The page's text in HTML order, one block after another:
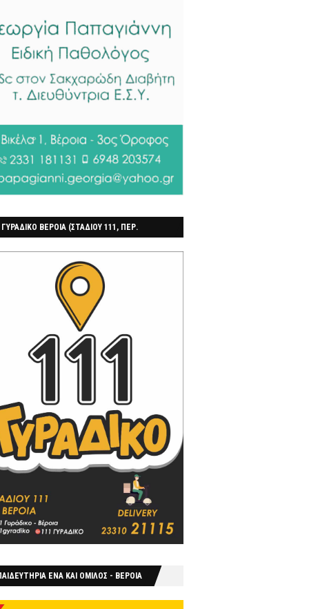
ΓΥΡΑΔΙΚΟ ΒΕΡΟΙΑ (ΣΤΑΔΙΟΥ 111, ΠΕΡ.
ΕΝΑ ΚΑΙ ΟΜΙΛΟΣ - ΒΕΡΟΙΑ